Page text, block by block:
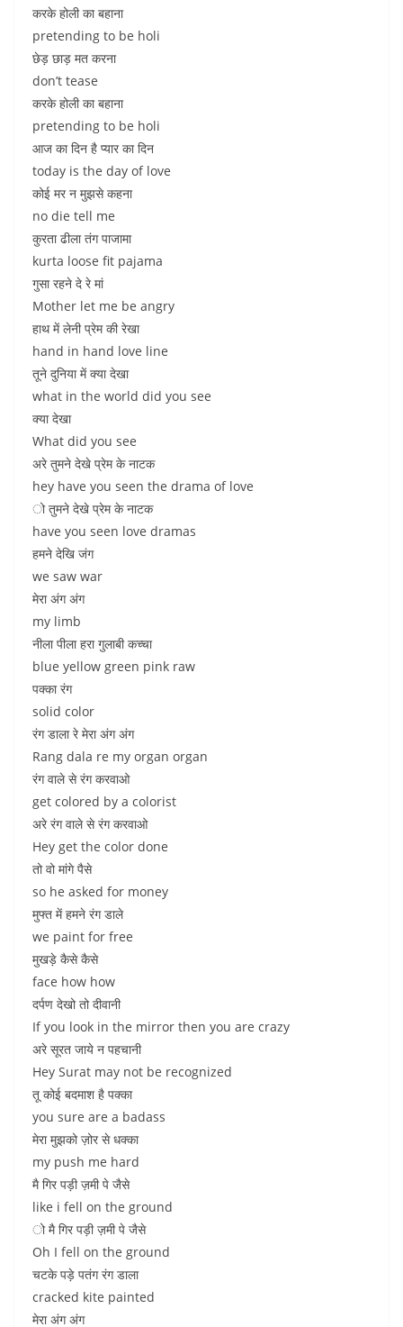
करके होली का बहाना
pretending to be holi
छेड़ छाड़ मत करना
don’t tease
करके होली का बहाना
pretending to be holi
आज का दिन है प्यार का दिन
today is the day of love
कोई मर न मुझसे कहना
no die tell me
कुरता ढीला तंग पाजामा
kurta loose fit pajama
गुसा रहने दे रे मां
Mother let me be angry
हाथ में लेनी प्रेम की रेखा
hand in hand love line
तूने दुनिया में क्या देखा
what in the world did you see
क्या देखा
What did you see
अरे तुमने देखे प्रेम के नाटक
hey have you seen the drama of love
ो तुमने देखे प्रेम के नाटक
have you seen love dramas
हमने देखि जंग
we saw war
मेरा अंग अंग
my limb
नीला पीला हरा गुलाबी कच्चा
blue yellow green pink raw
पक्का रंग
solid color
रंग डाला रे मेरा अंग अंग
Rang dala re my organ organ
रंग वाले से रंग करवाओ
get colored by a colorist
अरे रंग वाले से रंग करवाओ
Hey get the color done
तो वो मांगे पैसे
so he asked for money
मुफ्त में हमने रंग डाले
we paint for free
मुखड़े कैसे कैसे
face how how
दर्पण देखो तो दीवानी
If you look in the mirror then you are crazy
अरे सूरत जाये न पहचानी
Hey Surat may not be recognized
तू कोई बदमाश है पक्का
you sure are a badass
मेरा मुझको ज़ोर से धक्का
my push me hard
मै गिर पड़ी ज़मी पे जैसे
like i fell on the ground
ो मै गिर पड़ी ज़मी पे जैसे
Oh I fell on the ground
चटके पड़े पतंग रंग डाला
cracked kite painted
मेरा अंग अंग